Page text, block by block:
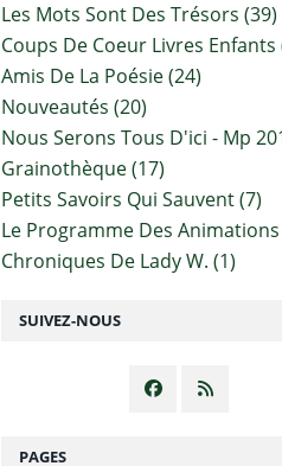
SUIVEZ-NOUS
PAGES
Les Mots Sont Des Trésors (39)
Coups De Coeur Livres Enfants
Amis De La Poésie(24)
Nouveautés (20)
Nous Serons Tous D'ici - Mp
Grainothèque(17)
Petits Savoirs Qui Sauvent(7)
Le Programme Des Animations
Chroniques De Lady W. (1)